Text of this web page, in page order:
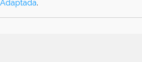
Adaptada.